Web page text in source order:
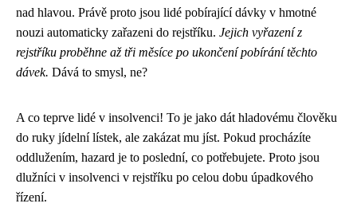
nad hlavou. Právě proto jsou lidé pobírající dávky v hmotné
nouzi automaticky zařazeni do rejstříku. Jejich vyřazení z
rejstříku proběhne až tři měsíce po ukončení pobírání těchto
dávek. Dává to smysl, ne?
A co teprve lidé v insolvenci! To je jako dát hladovému člověku
do ruky jídelní lístek, ale zakázat mu jíst. Pokud procházíte
oddlužením, hazard je to poslední, co potřebujete. Proto jsou
dlužníci v insolvenci v rejstříku po celou dobu úpadkového
řízení.